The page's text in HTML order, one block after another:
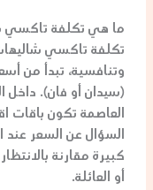
ما هي تكلفة تاكسي
تكلفة تاكسي
وتنافسية، تبدأ من
(سيدان أو فان). داخل
العاصمة تكون باقات
السؤال عن السعر عند
كبيرة مقارنة
أو العائلة.